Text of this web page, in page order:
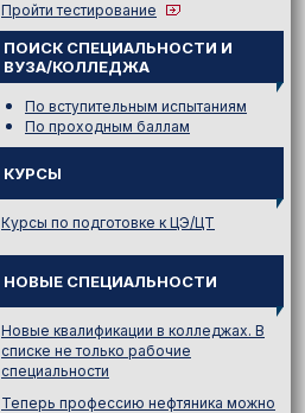
Пройти тестирование
ПОИСК СПЕЦИАЛЬНОСТИ И
ВУЗА/КОЛЛЕДЖА
По вступительным испытаниям
По проходным баллам
КУРСЫ
Курсы по подготовке к ЦЭ/ЦТ
НОВЫЕ СПЕЦИАЛЬНОСТИ
Новые квалификации в колледжах. В
списке не только рабочие
специальности
Теперь профессию нефтяника можно